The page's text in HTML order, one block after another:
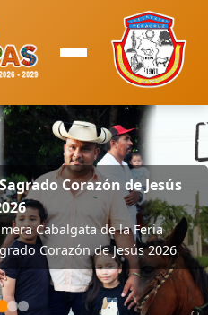
Corazón de Jesús
Cabalgata de la Feria
Corazón de Jesús 2026
de lo que será el futuro
de Las Choapas
quedará marcada en la
LAS CHOAPAS ESTA DE